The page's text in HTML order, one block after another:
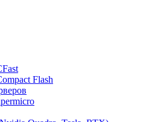
Flash